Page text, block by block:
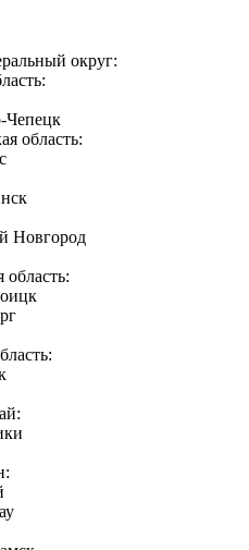
округ:
Чепецк
область:
Новгород
область: